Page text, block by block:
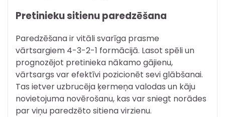
Pretinieku sitienu paredzēšana
Paredzēšana ir vitāli svarīga prasme
vārtsargiem 4-3-2-1 formācijā. Lasot spēli un
prognozējot pretinieka nākamo gājienu,
vārtsargs var efektīvi pozicionēt sevi glābšanai.
Tas ietver uzbrucēja ķermeņa valodas un kāju
novietojuma novērošanu, kas var sniegt norādes
par viņu paredzēto sitiena virzienu.